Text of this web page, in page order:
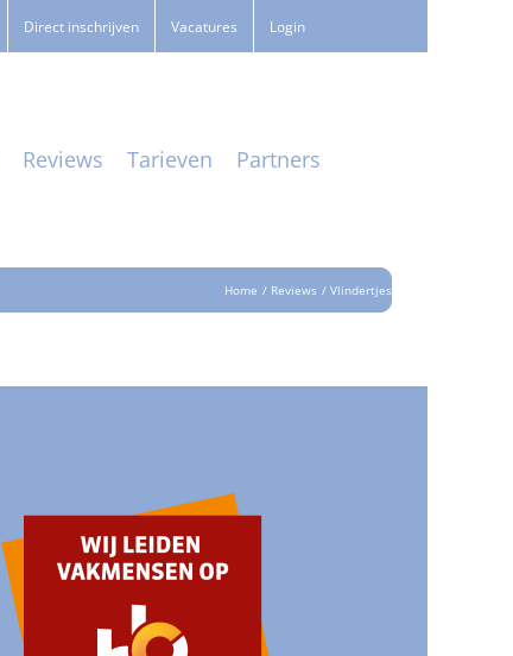
Direct inschrijven Vacatures Login
Reviews Tarieven Partners
Home Reviews Vlindertjes